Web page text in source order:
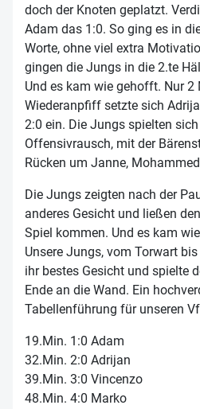
doch der Knoten geplatzt.
Adam das 1:0. So ging es in
Worte, ohne viel extra
gingen die Jungs in die 2.te
Und es kam wie gehofft. Nur 2
Wiederanpfiff setzte sich
2:0 ein. Die Jungs spielten
Offensivrausch, mit der
Rücken um Janne,
Die Jungs zeigten nach der
anderes Gesicht und ließen
Spiel kommen. Und es kam
Unsere Jungs, vom Torwart
ihr bestes Gesicht und spielte
Ende an die Wand. Ein
Tabellenführung für unseren
19.Min. 1:0 Adam
32.Min. 2:0 Adrijan
39.Min. 3:0 Vincenzo
48.Min. 4:0 Marko